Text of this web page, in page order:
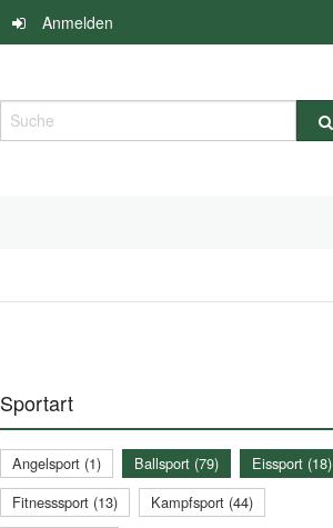
Anmelden
Suche
Sportart
Angelsport (1) Ballsport (79)
Eissport (18)
Fitnesssport (13)
Kampfsport (44)